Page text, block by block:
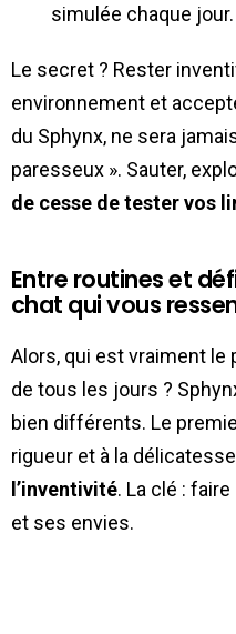
simulée chaque jour.
Le secret ? Rester
environnement et
du Sphynx, ne sera
paresseux ». Sauter,
de cesse de tester vos
Entre routines et
chat qui vous
Alors, qui est vraiment le
de tous les jours ?
bien différents. Le
rigueur et à la
l’inventivité. La clé :
et ses envies.